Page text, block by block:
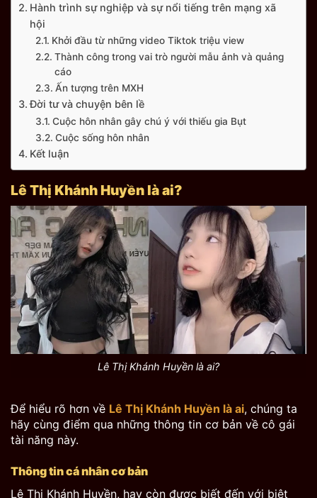
Hành trình sự nghiệp và sự nổi tiếng trên mạng xã
hội
Khởi đầu từ những video Tiktok triệu view
Thành công trong vai trò người mẫu ảnh và quảng
cáo
Ấn tượng trên MXH
Đời tư và chuyện bên lề
Cuộc hôn nhân gây chú ý với thiếu gia Bụt
Cuộc sống hôn nhân
Kết luận
Lê Thị Khánh Huyền là ai?
Lê Thị Khánh Huyền là ai?
Để hiểu rõ hơn về Lê Thị Khánh Huyền là ai, chúng ta
hãy cùng điểm qua những thông tin cơ bản về cô gái
tài năng này.
Thông tin cá nhân cơ bản
Lê Thị Khánh Huyền, hay còn được biết đến với biệt